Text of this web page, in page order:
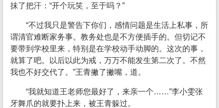
抹了把汗：“开个玩笑，至于吗？”
“不过我只是警告下你们，感情问题是生活上私事，所
谓清官难断家务事。教务处也是不方便插手的。但切记不
要带到学校里来，特别是在学校动手动脚的。这次的事，
就算了吧。以后以此为戒，万万不能发生第二次了。不然
我也不好交代了。”王青撇了撇嘴，道。
“我就知道王老师您最好了，来亲一个……”李小雯张
牙舞爪的就要扑上来，被王青躲过。